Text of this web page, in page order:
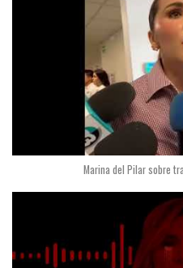
Marina del Pilar sobre